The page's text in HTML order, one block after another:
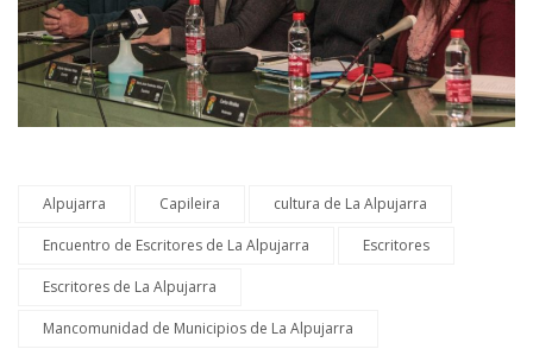
Alpujarra Capileira cultura de La Alpujarra
Encuentro de Escritores de La Alpujarra Escritores
Escritores de La Alpujarra
Mancomunidad de Municipios de La Alpujarra